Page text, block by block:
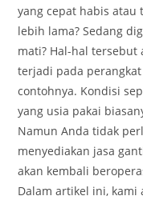
yang cepat habis atau
lebih lama? Sedang
mati? Hal-hal
terjadi pada
contohnya. Kondisi
yang usia pakai
Namun Anda tidak
menyediakan jasa
akan kembali
Dalam artikel ini, kami